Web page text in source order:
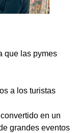
que las pymes
a los turistas
en un
grandes eventos